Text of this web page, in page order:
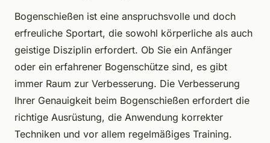
Bogenschießen ist eine anspruchsvolle und doch
erfreuliche Sportart, die sowohl körperliche als auch
geistige Disziplin erfordert. Ob Sie ein Anfänger
oder ein erfahrener Bogenschütze sind, es gibt
immer Raum zur Verbesserung. Die Verbesserung
Ihrer Genauigkeit beim Bogenschießen erfordert die
richtige Ausrüstung, die Anwendung korrekter
Techniken und vor allem regelmäßiges Training.